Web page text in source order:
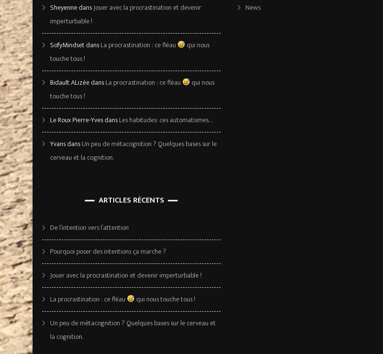
SheyennedansJouer avec la procrastination et devenir
imperturbable !
SofyMindsetdansLa procrastination : ce fléau
qui nous
touche tous !
Bidault ALizéedansLa procrastination : ce fléau
qui nous
touche tous !
Le Roux Pierre-YvesdansLes habitudes: ces automatismes…
YvansdansUn peu de métacognition ? Quelques bases sur le
cerveau et la cognition.
ARTICLES RÉCENTS
De l’intention vers l’attention
Pourquoi poser des intentions ça marche ?
Jouer avec la procrastination et devenir imperturbable !
La procrastination : ce fléau qui nous touche tous !
Un peu de métacognition ? Quelques bases sur le cerveau et
la cognition.
News